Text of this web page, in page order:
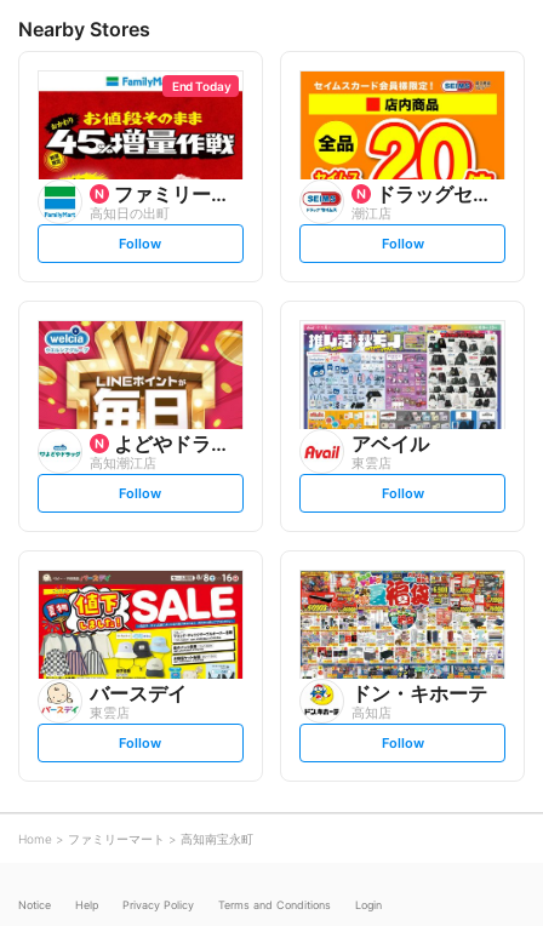
Nearby Stores
End Today
ファミリーマート
高知日の出町
s
l
o
w
Follow
ドラッグセイムス
潮江店
s
l
o
w
Follow
よどやドラッグ
高知潮江店
s
l
o
w
Follow
アベイル
東雲店
s
l
o
w
Follow
バースデイ
東雲店
s
l
o
Follow
ドン・キホーテ
高知店
s
l
Follow
Home ファミリーマート 高知南宝永町
Notice Help Privacy Policy Terms and Conditions Login